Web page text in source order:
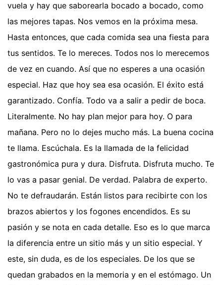
vuela y hay que saborearla bocado a bocado, como
las mejores tapas. Nos vemos en la próxima mesa.
Hasta entonces, que cada comida sea una fiesta para
tus sentidos. Te lo mereces. Todos nos lo merecemos
de vez en cuando. Así que no esperes a una ocasión
especial. Haz que hoy sea esa ocasión. El éxito está
garantizado. Confía. Todo va a salir a pedir de boca.
Literalmente. No hay plan mejor para hoy. O para
mañana. Pero no lo dejes mucho más. La buena cocina
te llama. Escúchala. Es la llamada de la felicidad
gastronómica pura y dura. Disfruta. Disfruta mucho. Te
lo vas a pasar genial. De verdad. Palabra de experto.
No te defraudarán. Están listos para recibirte con los
brazos abiertos y los fogones encendidos. Es su
pasión y se nota en cada detalle. Eso es lo que marca
la diferencia entre un sitio más y un sitio especial. Y
este, sin duda, es de los especiales. De los que se
quedan grabados en la memoria y en el estómago. Un